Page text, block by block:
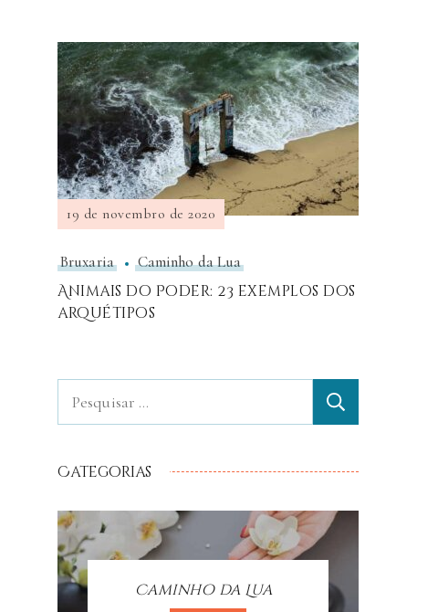
Bruxaria Caminho da Lua
Animais do Poder: 23 exemplos dos
arquétipos
19 de novembro de 2020
Categorias
Caminho da Lua